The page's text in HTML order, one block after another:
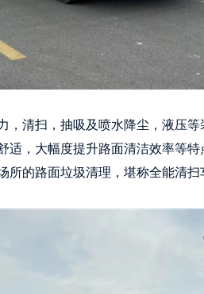
，清扫，抽吸及喷水降尘，液压
，大幅度提升路面清洁效率等特
的路面垃圾清理，堪称全能清扫